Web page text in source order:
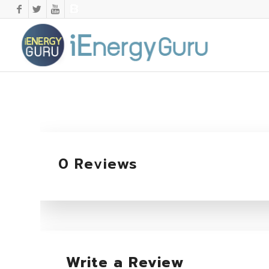
0 Reviews
Write a Review